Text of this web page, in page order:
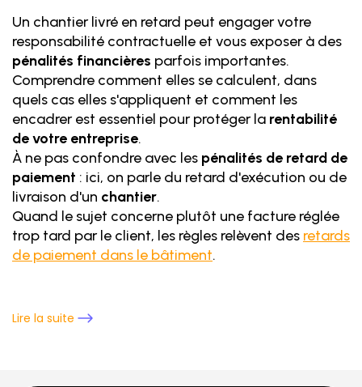
Un chantier livré en retard peut engager votre
responsabilité contractuelle et vous exposer à des
pénalités financières parfois importantes.
Comprendre comment elles se calculent, dans
quels cas elles s'appliquent et comment les
encadrer est essentiel pour protéger la rentabilité
de votre entreprise.
À ne pas confondre avec les pénalités de retard de
paiement : ici, on parle du retard d'exécution ou de
livraison d'un chantier.
Quand le sujet concerne plutôt une facture réglée
trop tard par le client, les règles relèvent des retards
de paiement dans le bâtiment.
Lire la suite